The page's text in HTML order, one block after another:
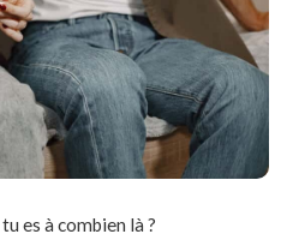
es à combien là ?